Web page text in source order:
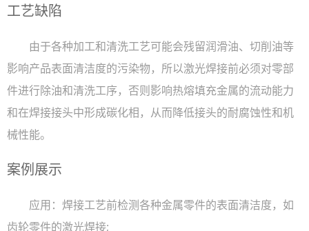
工艺缺陷
由于各种加工和清洗工艺可能会残留润滑油、切削油等
影响产品表面清洁度的污染物，所以激光焊接前必须对零部
件进行除油和清洗工序，否则影响热熔填充金属的流动能力
和在焊接接头中形成碳化相，从而降低接头的耐腐蚀性和机
械性能。
案例展示
应用：焊接工艺前检测各种金属零件的表面清洁度，如
齿轮零件的激光焊接;